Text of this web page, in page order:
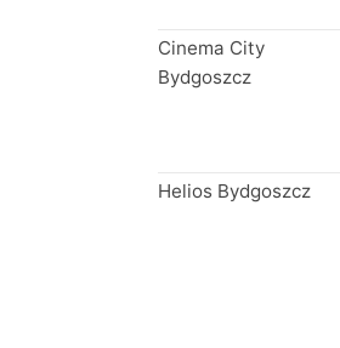
Cinema City
Bydgoszcz
Helios Bydgoszcz